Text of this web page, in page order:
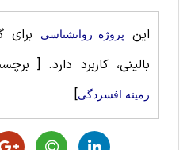
این پروژه روانشناسی
برای
‌بالینی، کاربرد دارد. [
زمینه افسردگی]